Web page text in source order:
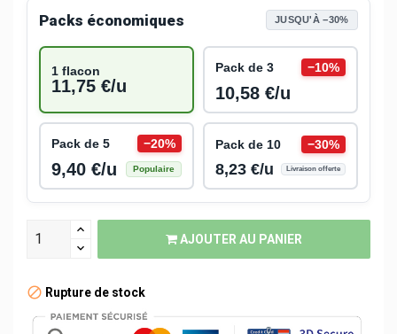
Packs économiques JUSQU'À −30%
1 flacon
11,75 €/u
Pack de 3 −10%
10,58 €/u
Pack de 5 −20%
9,40 €/u Populaire
Pack de 10 −30%
8,23 €/u Livraison offerte
AJOUTER AU PANIER
Rupture de stock